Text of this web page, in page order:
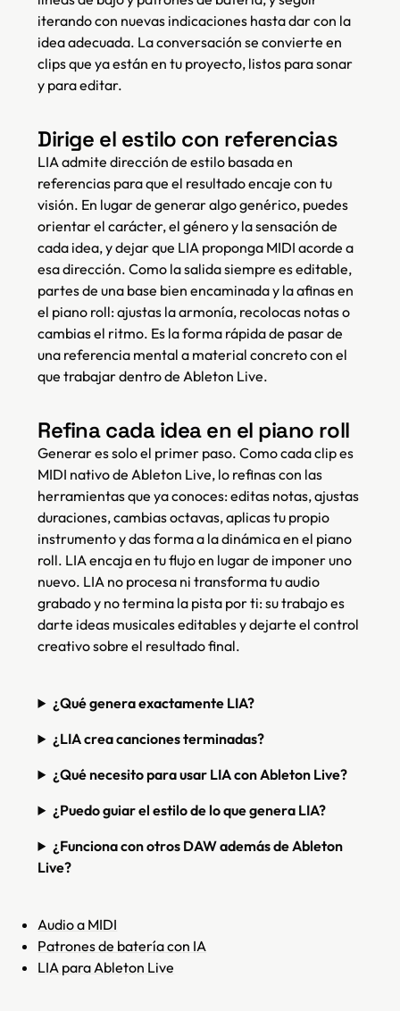
iterando con nuevas indicaciones hasta dar con la
idea adecuada. La conversación se convierte en
clips que ya están en tu proyecto, listos para sonar
y para editar.
Dirige el estilo con referencias
LIA admite dirección de estilo basada en
referencias para que el resultado encaje con tu
visión. En lugar de generar algo genérico, puedes
orientar el carácter, el género y la sensación de
cada idea, y dejar que LIA proponga MIDI acorde a
esa dirección. Como la salida siempre es editable,
partes de una base bien encaminada y la afinas en
el piano roll: ajustas la armonía, recolocas notas o
cambias el ritmo. Es la forma rápida de pasar de
una referencia mental a material concreto con el
que trabajar dentro de Ableton Live.
Refina cada idea en el piano roll
Generar es solo el primer paso. Como cada clip es
MIDI nativo de Ableton Live, lo refinas con las
herramientas que ya conoces: editas notas, ajustas
duraciones, cambias octavas, aplicas tu propio
instrumento y das forma a la dinámica en el piano
roll. LIA encaja en tu flujo en lugar de imponer uno
nuevo. LIA no procesa ni transforma tu audio
grabado y no termina la pista por ti: su trabajo es
darte ideas musicales editables y dejarte el control
creativo sobre el resultado final.
¿Qué genera exactamente LIA?
¿LIA crea canciones terminadas?
¿Qué necesito para usar LIA con Ableton Live?
¿Puedo guiar el estilo de lo que genera LIA?
¿Funciona con otros DAW además de Ableton
Live?
Audio a MIDI
Patrones de batería con IA
LIA para Ableton Live